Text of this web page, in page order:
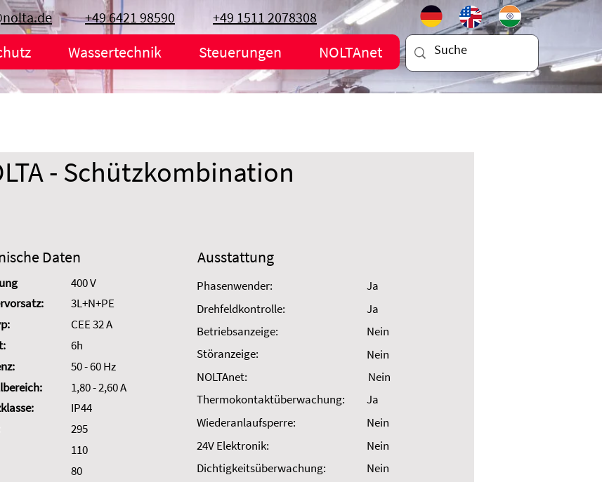
Wassertechnik Steuerungen NOLTAnet
+49 6421 98590 +49 1511 2078308
- Schützkombination
Daten
400 V
3L+N+PE
CEE 32 A
6h
50 - 60 Hz
1,80 - 2,60 A
IP44
295
110
80
Ausstattung
Phasenwender:
Drehfeldkontrolle:
Betriebsanzeige:
Störanzeige:
NOLTAnet:
Thermokontaktüberwachung:
Wiederanlaufsperre:
24V Elektronik:
Dichtigkeitsüberwachung:
Ja
Ja
Nein
Nein
Nein
Ja
Nein
Nein
Nein